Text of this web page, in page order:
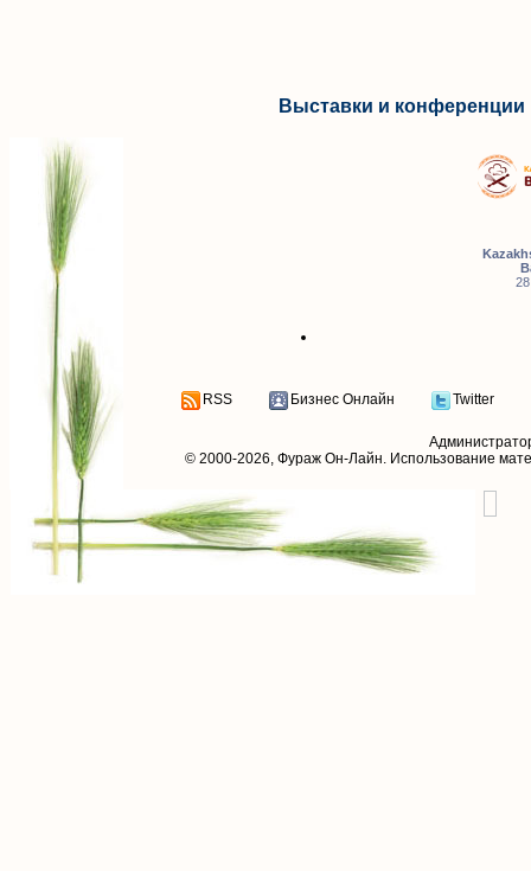
Выставки и конференции
RSS Бизнес Онлайн Twitter
© 2000-2026, Фураж Он-Лайн. Использование